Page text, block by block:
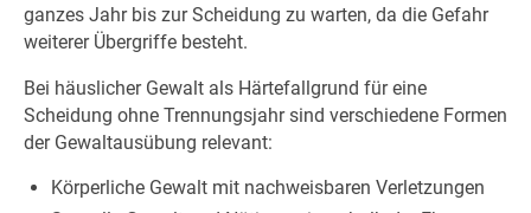
ganzes Jahr bis zur Scheidung zu warten, da die Gefahr
weiterer Übergriffe besteht.
Bei häuslicher Gewalt als Härtefallgrund für eine
Scheidung ohne Trennungsjahr sind verschiedene Formen
der Gewaltausübung relevant:
Körperliche Gewalt mit nachweisbaren Verletzungen